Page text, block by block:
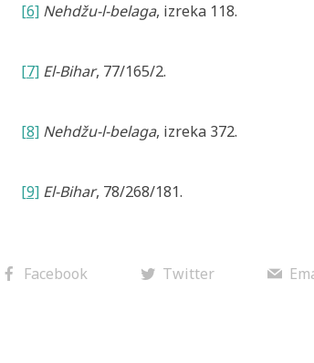
[6] Nehdžu-l-belaga, izreka 118.
[7] El-Bihar, 77/165/2.
[8] Nehdžu-l-belaga, izreka 372.
[9] El-Bihar, 78/268/181.
Facebook Twitter